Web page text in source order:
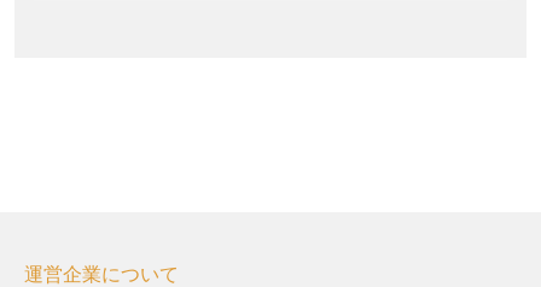
運営企業について